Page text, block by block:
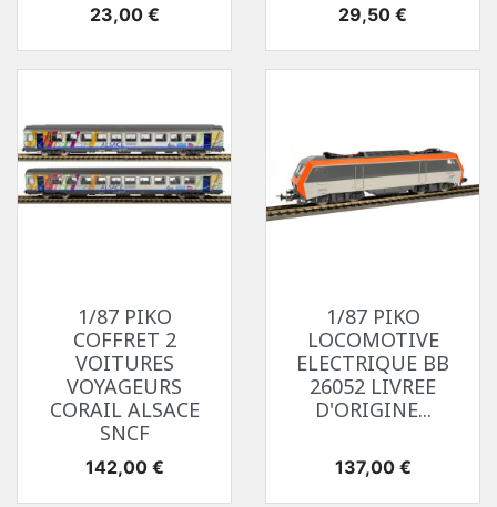
Prix
23,00 € Prix
29,50 €
1/87 PIKO
COFFRET 2
VOITURES
VOYAGEURS
CORAIL ALSACE
SNCF
Prix
142,00 €
1/87 PIKO
LOCOMOTIVE
ELECTRIQUE BB
26052 LIVREE
D'ORIGINE...
Prix
137,00 €